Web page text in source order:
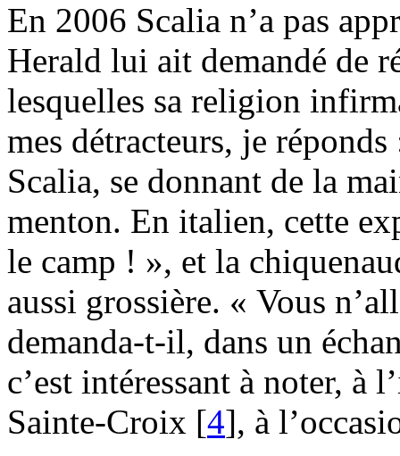
En 2006 Scalia n’a pas
Herald lui ait demandé de
lesquelles sa religion
mes détracteurs, je
Scalia, se donnant de la
menton. En italien, cette
le camp ! », et la
aussi grossière. « Vous
demanda-t-il, dans un
c’est intéressant à noter, à
Sainte-Croix [4], à